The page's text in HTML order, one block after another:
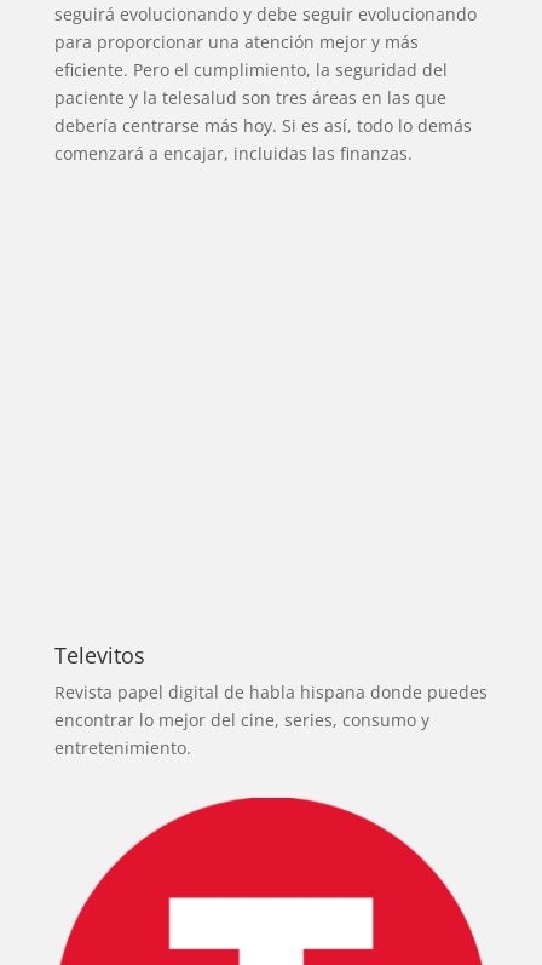
TECNOVITOS
PLUS
seguirá evolucionando y debe seguir evolucionando
para proporcionar una atención mejor y más
eficiente. Pero el cumplimiento, la seguridad del
paciente y la telesalud son tres áreas en las que
debería centrarse más hoy. Si es así, todo lo demás
comenzará a encajar, incluidas las finanzas.
Televitos
Revista papel digital de habla hispana donde puedes
encontrar lo mejor del cine, series, consumo y
entretenimiento.